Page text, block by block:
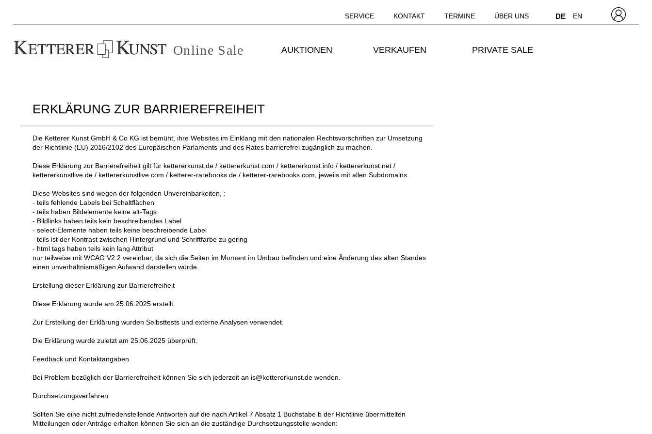
SERVICE KONTAKT TERMINE ÜBER UNS DE EN
Online Sale AUKTIONEN VERKAUFEN PRIVATE SALE
ERKLÄRUNG ZUR BARRIEREFREIHEIT
Die Ketterer Kunst GmbH & Co KG ist bemüht, ihre Websites im Einklang mit den nationalen Rechtsvorschriften zur Umsetzung
der Richtlinie (EU) 2016/2102 des Europäischen Parlaments und des Rates barrierefrei zugänglich zu machen.
Diese Erklärung zur Barrierefreiheit gilt für kettererkunst.de / kettererkunst.com / kettererkunst.info / kettererkunst.net /
kettererkunstlive.de / kettererkunstlive.com / ketterer-rarebooks.de / ketterer-rarebooks.com, jeweils mit allen Subdomains.
Diese Websites sind wegen der folgenden Unvereinbarkeiten, :
- teils fehlende Labels bei Schaltflächen
- teils haben Bildelemente keine alt-Tags
- Bildlinks haben teils kein beschreibendes Label
- select-Elemente haben teils keine beschreibende Label
- teils ist der Kontrast zwischen Hintergrund und Schriftfarbe zu gering
- html tags haben teils kein lang Attribut
nur teilweise mit WCAG V2.2 vereinbar, da sich die Seiten im Moment im Umbau befinden und eine Änderung des alten Standes
einen unverhältnismäßigen Aufwand darstellen würde.
Erstellung dieser Erklärung zur Barrierefreiheit
Diese Erklärung wurde am 25.06.2025 erstellt.
Zur Erstellung der Erklärung wurden Selbsttests und externe Analysen verwendet.
Die Erklärung wurde zuletzt am 25.06.2025 überprüft.
Feedback und Kontaktangaben
Bei Problem bezüglich der Barrierefreiheit können Sie sich jederzeit an is@kettererkunst.de wenden.
Durchsetzungsverfahren
Sollten Sie eine nicht zufriedenstellende Antworten auf die nach Artikel 7 Absatz 1 Buchstabe b der Richtlinie übermittelten
Mitteilungen oder Anträge erhalten können Sie sich an die zuständige Durchsetzungsstelle wenden: